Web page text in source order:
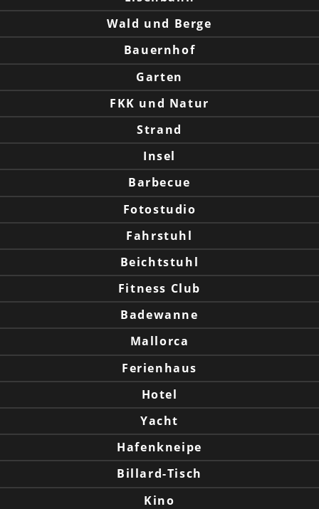
Wald und Berge
Bauernhof
Garten
FKK und Natur
Strand
Insel
Barbecue
Fotostudio
Fahrstuhl
Beichtstuhl
Fitness Club
Badewanne
Mallorca
Ferienhaus
Hotel
Yacht
Hafenkneipe
Billard-Tisch
Kino